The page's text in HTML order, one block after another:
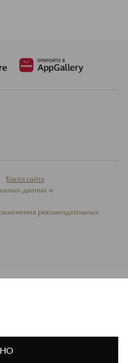
Карта сайта
данных и
рекомендательных